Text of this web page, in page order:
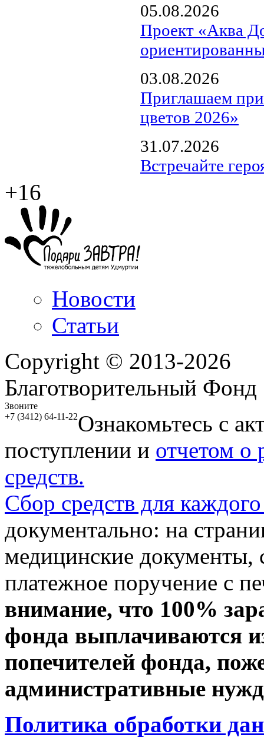
05.08.2026
Проект «Аква
03.08.2026
Приглашаем
цветов 2026»
31.07.2026
Встречайте
+16
Новости
Статьи
Copyright © 2013-2026
Благотворительный
Звоните
+7 (3412) 64-11-22Ознакомьтесь с
поступлении и отчетом о
средств.
Сбор средств для
документально: на
медицинские документы,
платежное поручение с
внимание, что 100%
фонда выплачиваются
попечителей фонда,
административные
Политика обработки